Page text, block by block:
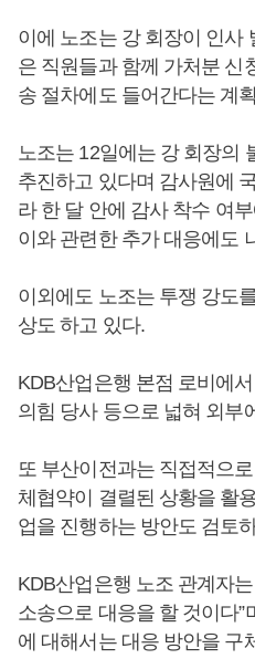
이에 노조는 강 회장이 인사
은 직원들과 함께 가처분 신
송 절차에도 들어간다는 계
노조는 12일에는 강 회장의
추진하고 있다며 감사원에
라 한 달 안에 감사 착수 여
이와 관련한 추가 대응에도
이외에도 노조는 투쟁 강도
상도 하고 있다.
KDB산업은행 본점 로비에
의힘 당사 등으로 넓혀 외부
또 부산이전과는 직접적으
체협약이 결렬된 상황을 활
업을 진행하는 방안도 검토
KDB산업은행 노조 관계자
소송으로 대응을 할 것이다”
에 대해서는 대응 방안을 구